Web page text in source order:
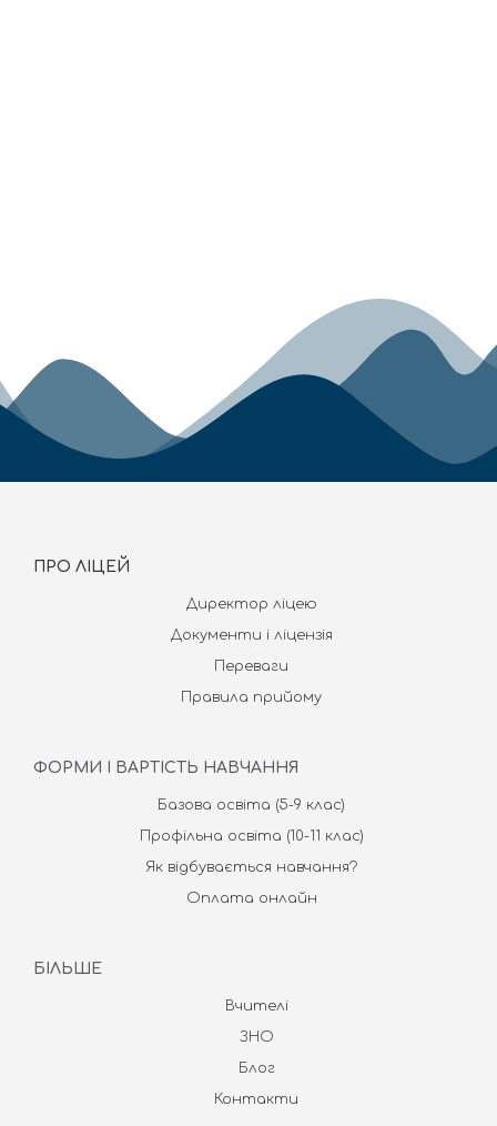
ПРО ЛІЦЕЙ
Директор ліцею
Документи і ліцензія
Переваги
Правила прийому
ФОРМИ І ВАРТІСТЬ НАВЧАННЯ
Базова освіта (5-9 клас)
Профільна освіта (10-11 клас)
Як відбувається навчання?
Оплата онлайн
БІЛЬШЕ
Вчителі
ЗНО
Блог
Контакти